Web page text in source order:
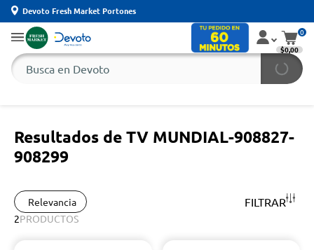
Devoto Fresh Market Portones
0
$0,00
Resultados de TV MUNDIAL-908827-
908299
Relevancia FILTRAR
2PRODUCTOS